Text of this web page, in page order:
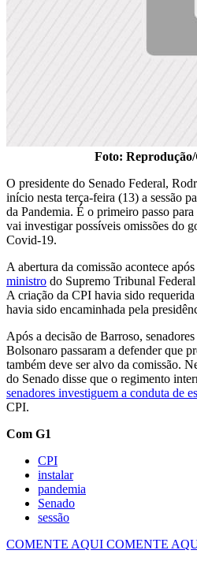
Foto:
O presidente do Senado Federal,
início nesta terça-feira (13) a sessão
da Pandemia. É o primeiro passo
vai investigar possíveis omissões do
Covid-19.
A abertura da comissão acontece após
ministro do Supremo Tribunal
A criação da CPI havia sido
havia sido encaminhada pela
Após a decisão de Barroso,
Bolsonaro passaram a defender que
também deve ser alvo da comissão.
do Senado disse que o regimento
senadores investiguem a conduta de
CPI.
Com G1
CPI
instalar
pandemia
Senado
sessão
COMENTE AQUI COMENTE